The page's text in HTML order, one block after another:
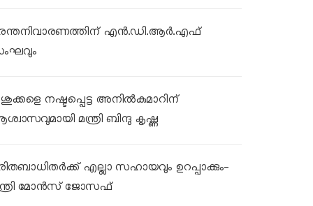
എൻ.ഡി.ആർ.എഫ്
നഷ്ടപ്പെട്ട അനിൽകുമാറിന്
മന്ത്രി ബിന്ദു കൃഷ്ണ
എല്ലാ സഹായവും ഉറപ്പാക്കും-
മോൻസ് ജോസഫ്